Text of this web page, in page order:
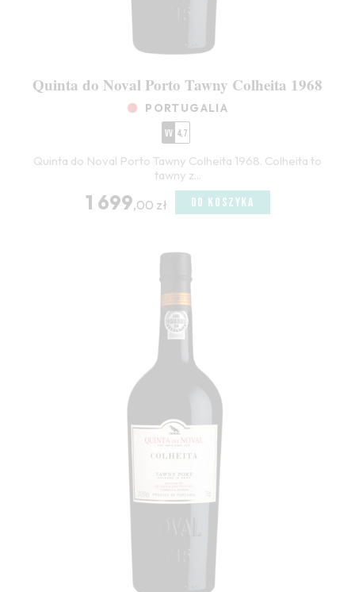
Quinta do Noval Porto Tawny Colheita 1968
PORTUGALIA
VV 4,7
Quinta do Noval Porto Tawny Colheita 1968. Colheita to
tawny z...
1 699,00 zł DO KOSZYKA